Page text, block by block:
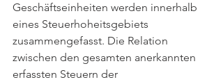
Geschäftseinheiten werden innerhalb
eines Steuerhoheitsgebiets
zusammengefasst. Die Relation
zwischen den gesamten anerkannten
erfassten Steuern der